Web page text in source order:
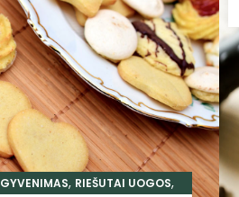
GYVENIMAS, RIEŠUTAI UOGOS,